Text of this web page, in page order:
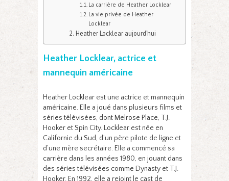
La carrière de Heather Locklear
La vie privée de Heather
Locklear
Heather Locklear aujourd’hui
Heather Locklear, actrice et
mannequin américaine
Heather Locklear est une actrice et mannequin
américaine. Elle a joué dans plusieurs films et
séries télévisées, dont Melrose Place, T.J.
Hooker et Spin City. Locklear est née en
Californie du Sud, d’un père pilote de ligne et
d’une mère secrétaire. Elle a commencé sa
carrière dans les années 1980, en jouant dans
des séries télévisées comme Dynasty et T.J.
Hooker. En 1992, elle a rejoint le cast de